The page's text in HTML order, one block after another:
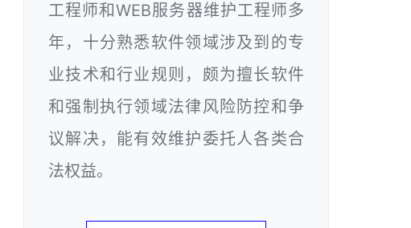
工程师和WEB服务器维护工程师多
年，十分熟悉软件领域涉及到的专
业技术和行业规则，颇为擅长软件
和强制执行领域法律风险防控和争
议解决，能有效维护委托人各类合
法权益。